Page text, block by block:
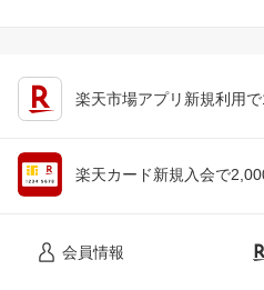
楽天市場アプリ新規利用
楽天カード新規入会で
会員情報